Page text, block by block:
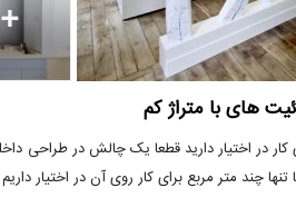
در اختیار دارید قطعا یک چالش در طراحی
چند متر مربع برای کار روی آن در اختیار